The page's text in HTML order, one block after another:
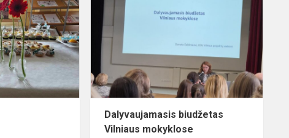
diena
2025
Dalyvaujamasis biudžetas
Vilniaus mokyklose